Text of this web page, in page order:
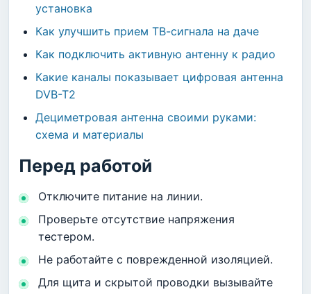
установка
Как улучшить прием ТВ-сигнала на даче
Как подключить активную антенну к радио
Какие каналы показывает цифровая антенна
DVB-T2
Дециметровая антенна своими руками:
схема и материалы
Перед работой
Отключите питание на линии.
Проверьте отсутствие напряжения
тестером.
Не работайте с поврежденной изоляцией.
Для щита и скрытой проводки вызывайте